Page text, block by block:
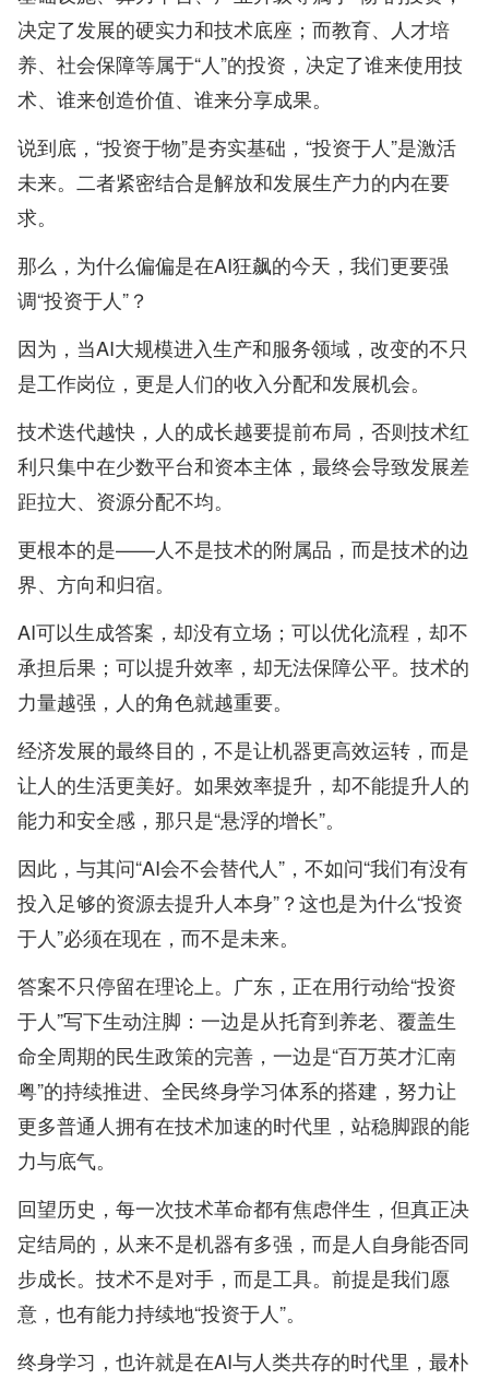
决定了发展的硬实力和技术底座；而教育、人才培
养、社会保障等属于“人”的投资，决定了谁来使用技
术、谁来创造价值、谁来分享成果。
说到底，“投资于物”是夯实基础，“投资于人”是激活
未来。二者紧密结合是解放和发展生产力的内在要
求。
那么，为什么偏偏是在AI狂飙的今天，我们更要强
调“投资于人”？
因为，当AI大规模进入生产和服务领域，改变的不只
是工作岗位，更是人们的收入分配和发展机会。
技术迭代越快，人的成长越要提前布局，否则技术红
利只集中在少数平台和资本主体，最终会导致发展差
距拉大、资源分配不均。
更根本的是——人不是技术的附属品，而是技术的边
界、方向和归宿。
AI可以生成答案，却没有立场；可以优化流程，却不
承担后果；可以提升效率，却无法保障公平。技术的
力量越强，人的角色就越重要。
经济发展的最终目的，不是让机器更高效运转，而是
让人的生活更美好。如果效率提升，却不能提升人的
能力和安全感，那只是“悬浮的增长”。
因此，与其问“AI会不会替代人”，不如问“我们有没有
投入足够的资源去提升人本身”？这也是为什么“投资
于人”必须在现在，而不是未来。
答案不只停留在理论上。广东，正在用行动给“投资
于人”写下生动注脚：一边是从托育到养老、覆盖生
命全周期的民生政策的完善，一边是“百万英才汇南
粤”的持续推进、全民终身学习体系的搭建，努力让
更多普通人拥有在技术加速的时代里，站稳脚跟的能
力与底气。
回望历史，每一次技术革命都有焦虑伴生，但真正决
定结局的，从来不是机器有多强，而是人自身能否同
步成长。技术不是对手，而是工具。前提是我们愿
意，也有能力持续地“投资于人”。
终身学习，也许就是在AI与人类共存的时代里，最朴